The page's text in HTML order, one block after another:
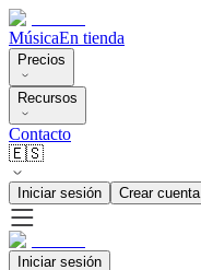
MúsicaEn tienda
Precios
Recursos
Contacto
🇪🇸
Iniciar sesión Crear cuenta
Iniciar sesión